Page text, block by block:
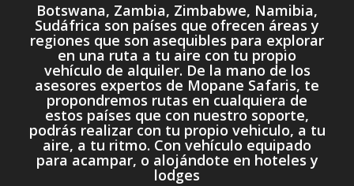
Botswana, Zambia, Zimbabwe, Namibia,
Sudáfrica son países que ofrecen áreas y
regiones que son asequibles para explorar
en una ruta a tu aire con tu propio
vehículo de alquiler. De la mano de los
asesores expertos de Mopane Safaris, te
propondremos rutas en cualquiera de
estos países que con nuestro soporte,
podrás realizar con tu propio vehiculo, a tu
aire, a tu ritmo. Con vehículo equipado
para acampar, o alojándote en hoteles y
lodges